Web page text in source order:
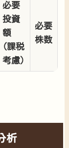
必要
投資
額
(課税
考慮)
必要
株数
析